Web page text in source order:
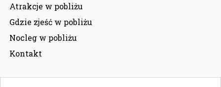
Atrakcje w pobliżu
Gdzie zjeść w pobliżu
Nocleg w pobliżu
Kontakt